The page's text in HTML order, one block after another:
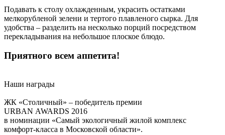
Подавать к столу охлажденным, украсить остатками
мелкорубленой зелени и тертого плавленого сырка. Для
удобства – разделить на несколько порций посредством
перекладывания на небольшое плоское блюдо.
Приятного всем аппетита!
Наши награды
ЖК «Столичный» – победитель премии
URBAN AWARDS 2016
в номинации «Самый экологичный жилой комплекс
комфорт-класса в Московской области».